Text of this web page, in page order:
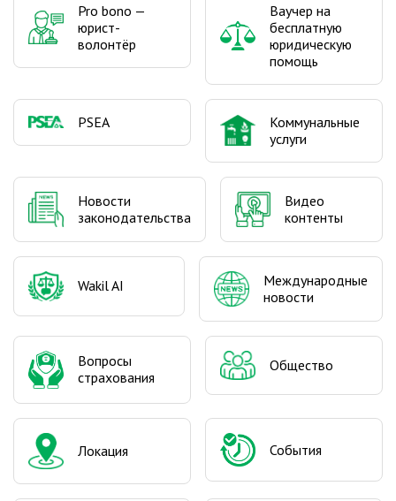
Pro bono —
юрист-
волонтёр
Ваучер на
бесплатную
юридическую
помощь
PSEA
Коммунальные
услуги
Новости
законодательства
Видео
контенты
Wakil AI
Международные
новости
Вопросы
страхования
Общество
Локация События